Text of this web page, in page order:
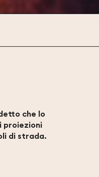
che lo
proiezioni
di strada.